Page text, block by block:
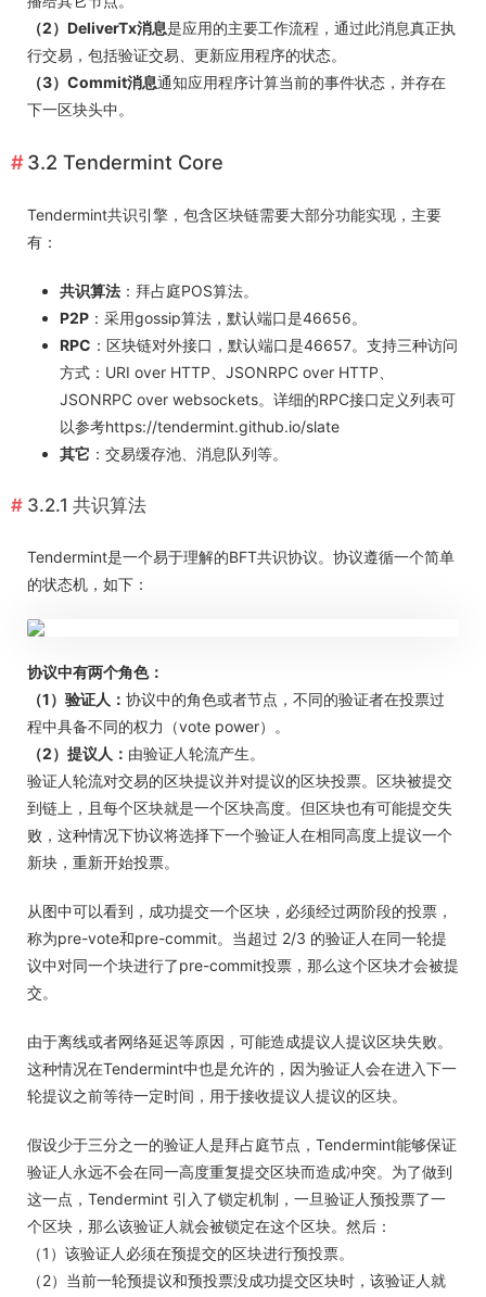
（2）DeliverTx消息是应用的主要工作流程，通过此消息真正执
行交易，包括验证交易、更新应用程序的状态。
（3）Commit消息通知应用程序计算当前的事件状态，并存在
下一区块头中。
3.2 Tendermint Core
Tendermint共识引擎，包含区块链需要大部分功能实现，主要
有：
共识算法 ：拜占庭POS算法。
P2P ：采用gossip算法，默认端口是46656。
RPC ：区块链对外接口，默认端口是46657。支持三种访问
方式：URI over HTTP、JSONRPC over HTTP、
JSONRPC over websockets。详细的RPC接口定义列表可
以参考https://tendermint.github.io/slate
其它 ：交易缓存池、消息队列等。
3.2.1 共识算法
Tendermint是一个易于理解的BFT共识协议。协议遵循一个简单
的状态机，如下：
协议中有两个角色：
（1）验证人： 协议中的角色或者节点，不同的验证者在投票过
程中具备不同的权力（vote power）。
（2）提议人： 由验证人轮流产生。
验证人轮流对交易的区块提议并对提议的区块投票。区块被提交
到链上，且每个区块就是一个区块高度。但区块也有可能提交失
败，这种情况下协议将选择下一个验证人在相同高度上提议一个
新块，重新开始投票。
从图中可以看到，成功提交一个区块，必须经过两阶段的投票，
称为pre-vote和pre-commit。当超过 2/3 的验证人在同一轮提
议中对同一个块进行了pre-commit投票，那么这个区块才会被提
交。
由于离线或者网络延迟等原因，可能造成提议人提议区块失败。
这种情况在Tendermint中也是允许的，因为验证人会在进入下一
轮提议之前等待一定时间，用于接收提议人提议的区块。
假设少于三分之一的验证人是拜占庭节点，Tendermint能够保证
验证人永远不会在同一高度重复提交区块而造成冲突。为了做到
这一点，Tendermint 引入了锁定机制，一旦验证人预投票了一
个区块，那么该验证人就会被锁定在这个区块。然后：
（1）该验证人必须在预提交的区块进行预投票。
（2）当前一轮预提议和预投票没成功提交区块时，该验证人就